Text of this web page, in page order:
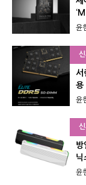
윤
서
용
윤
방
닉
윤